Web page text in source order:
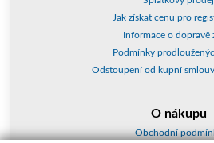
Jak získat cenu pro
Informace o dopravě
Podmínky
Odstoupení od kupní
O nákupu
Obchodní